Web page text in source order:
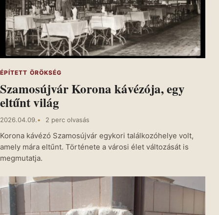
ÉPÍTETT ÖRÖKSÉG
Szamosújvár Korona kávézója, egy
eltűnt világ
2026.04.09. 2 perc olvasás
Korona kávézó Szamosújvár egykori találkozóhelye volt,
amely mára eltűnt. Története a városi élet változását is
megmutatja.